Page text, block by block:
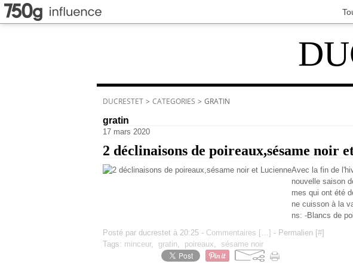
DUCRESTET > CATEGORIES > GRATIN
gratin
17 mars 2020
2 déclinaisons de poireaux,sésame noir
Avec la fin de
nouvelle saison
mes qui ont été
ne cuisson à la
ns: -Blancs de
Posté par ducrestet à 20:25 - Commentaires [ …] - Permalien [#]
Tags: minceur, gratin, poireaux, sésame noir